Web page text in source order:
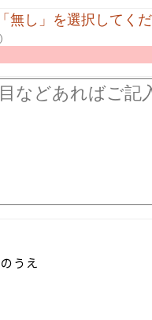
無し」を選択してく
うえ